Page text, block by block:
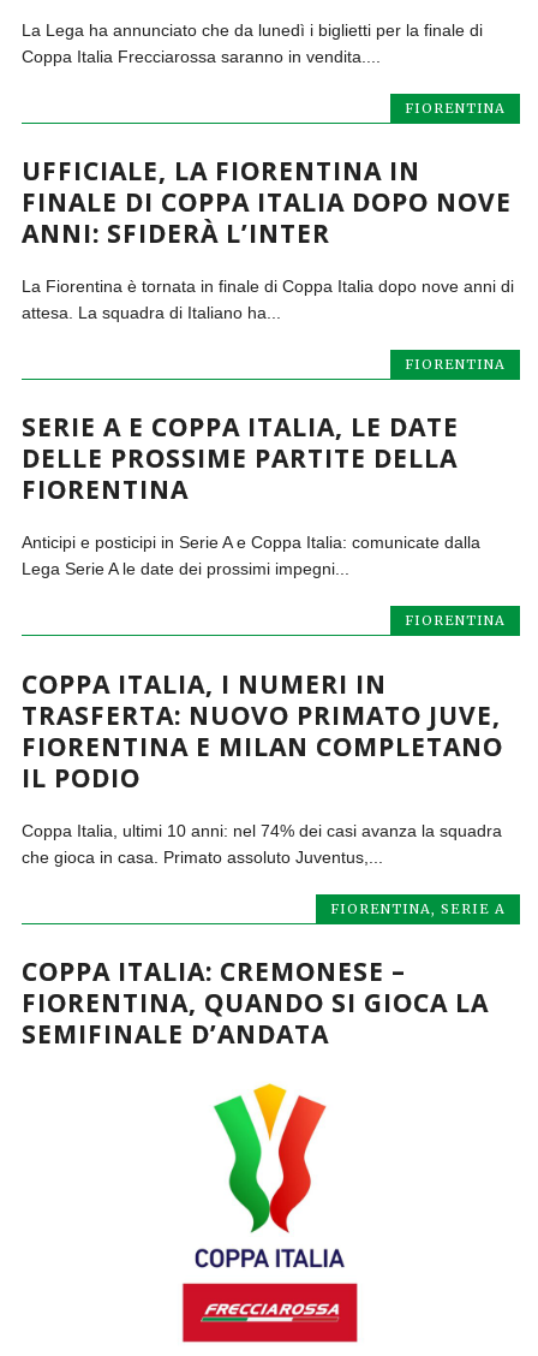
La Lega ha annunciato che da lunedì i biglietti per la finale di
Coppa Italia Frecciarossa saranno in vendita....
FIORENTINA
UFFICIALE, LA FIORENTINA IN
FINALE DI COPPA ITALIA DOPO NOVE
ANNI: SFIDERÀ L’INTER
La Fiorentina è tornata in finale di Coppa Italia dopo nove anni di
attesa. La squadra di Italiano ha...
FIORENTINA
SERIE A E COPPA ITALIA, LE DATE
DELLE PROSSIME PARTITE DELLA
FIORENTINA
Anticipi e posticipi in Serie A e Coppa Italia: comunicate dalla
Lega Serie A le date dei prossimi impegni...
FIORENTINA
COPPA ITALIA, I NUMERI IN
TRASFERTA: NUOVO PRIMATO JUVE,
FIORENTINA E MILAN COMPLETANO
IL PODIO
Coppa Italia, ultimi 10 anni: nel 74% dei casi avanza la squadra
che gioca in casa. Primato assoluto Juventus,...
FIORENTINA SERIE A
COPPA ITALIA: CREMONESE –
FIORENTINA, QUANDO SI GIOCA LA
SEMIFINALE D’ANDATA